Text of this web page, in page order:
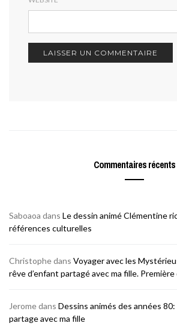
Commentaires récents
Saboaoa dans Le dessin animé Clémentine
références culturelles
Christophedans Voyager avec les
rêve d’enfant partagé avec ma fille.
Jeromedans Dessins animés des années
partage avec ma fille